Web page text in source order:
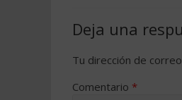
Deja una
Tu dirección de
Comentario *